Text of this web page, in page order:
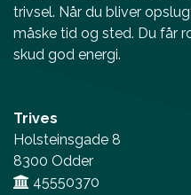
trivsel. Når du bliver
måske tid og sted. Du får
skud god energi.
Trives
Holsteinsgade 8
8300 Odder
45550370